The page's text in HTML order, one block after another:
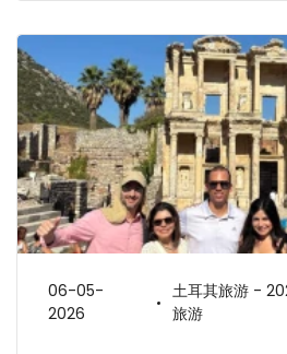
06-05-
2026
土耳其旅游 -
旅游